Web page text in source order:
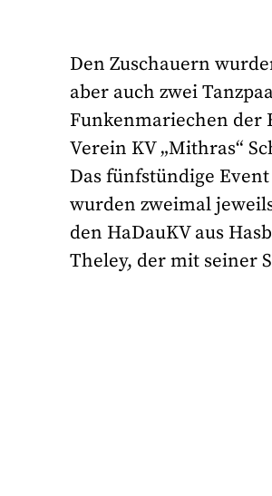
Den Zuschauern
aber auch zwei
Funkenmariechen der
Verein KV „Mithras“
Das fünfstündige
wurden zweimal
den HaDauKV aus
Theley, der mit seiner